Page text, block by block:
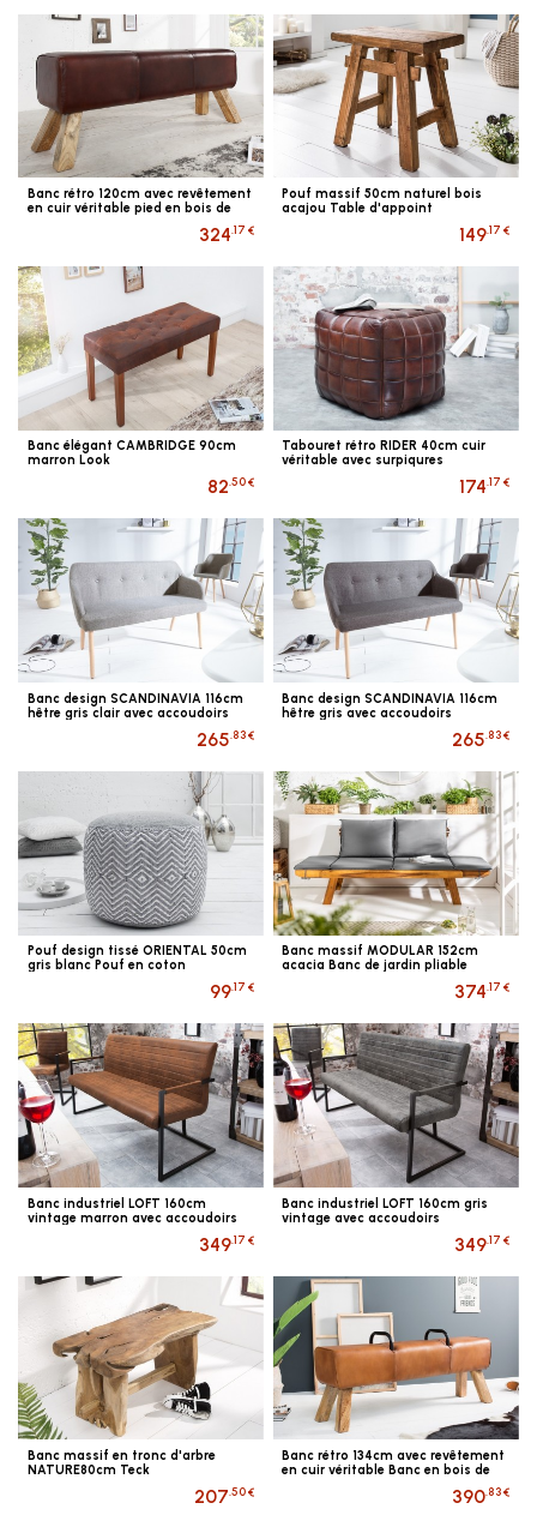
Banc rétro 120cm avec revêtement
en cuir véritable pied en bois de
324.17 €
Pouf massif 50cm naturel bois
acajou Table d'appoint
149.17 €
Banc élégant CAMBRIDGE 90cm
marron Look
82.50 €
Tabouret rétro RIDER 40cm cuir
véritable avec surpiqures
174.17 €
Banc design SCANDINAVIA 116cm
hêtre gris clair avec accoudoirs
265.83 €
Banc design SCANDINAVIA 116cm
hêtre gris avec accoudoirs
265.83 €
Pouf design tissé ORIENTAL 50cm
gris blanc Pouf en coton
99.17 €
Banc massif MODULAR 152cm
acacia Banc de jardin pliable
374.17 €
Banc industriel LOFT 160cm
vintage marron avec accoudoirs
349.17 €
Banc industriel LOFT 160cm gris
vintage avec accoudoirs
349.17 €
Banc massif en tronc d'arbre
NATURE80cm Teck
207.50 €
Banc rétro 134cm avec revêtement
en cuir véritable Banc en bois de
390.83 €